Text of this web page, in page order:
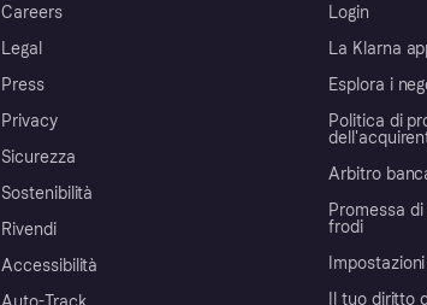
Careers
Legal
Press
Privacy
Sicurezza
Sostenibilità
Rivendi
Accessibilità
Login
La Klarna
Esplora i
Politica di
Arbitro
Promessa
frodi
Il tuo diritto